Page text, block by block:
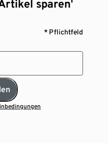
sparen¹
* Pflichtfeld